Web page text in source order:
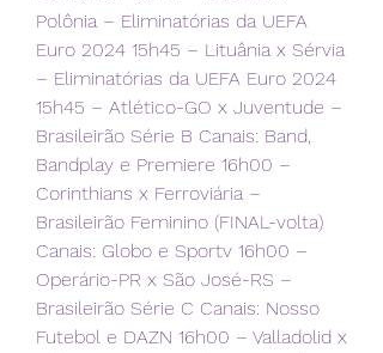
Polônia – Eliminatórias da UEFA
Euro 2024 15h45 – Lituânia x Sérvia
– Eliminatórias da UEFA Euro 2024
15h45 – Atlético-GO x Juventude –
Brasileirão Série B Canais: Band,
Bandplay e Premiere 16h00 –
Corinthians x Ferroviária –
Brasileirão Feminino (FINAL-volta)
Canais: Globo e Sportv 16h00 –
Operário-PR x São José-RS –
Brasileirão Série C Canais: Nosso
Futebol e DAZN 16h00 – Valladolid x